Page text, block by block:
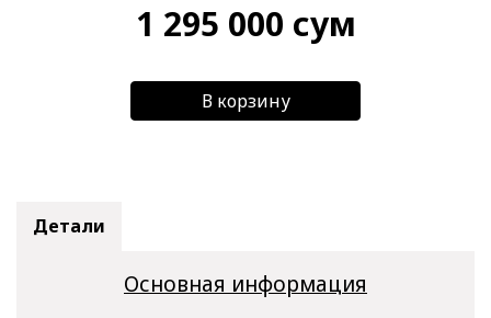
1 295 000 сум
В корзину
Детали
Основная информация